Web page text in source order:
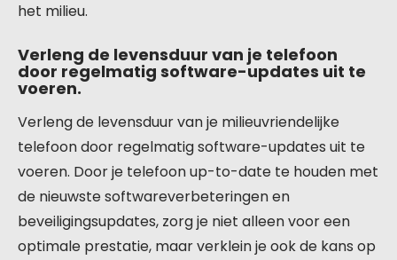
het milieu.
Verleng de levensduur van je telefoon
door regelmatig software-updates uit te
voeren.
Verleng de levensduur van je milieuvriendelijke
telefoon door regelmatig software-updates uit te
voeren. Door je telefoon up-to-date te houden met
de nieuwste softwareverbeteringen en
beveiligingsupdates, zorg je niet alleen voor een
optimale prestatie, maar verklein je ook de kans op